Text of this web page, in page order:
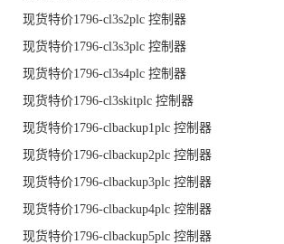
现货特价1796-cl3s2plc 控制器
现货特价1796-cl3s3plc 控制器
现货特价1796-cl3s4plc 控制器
现货特价1796-cl3skitplc 控制器
现货特价1796-clbackup1plc 控制器
现货特价1796-clbackup2plc 控制器
现货特价1796-clbackup3plc 控制器
现货特价1796-clbackup4plc 控制器
现货特价1796-clbackup5plc 控制器